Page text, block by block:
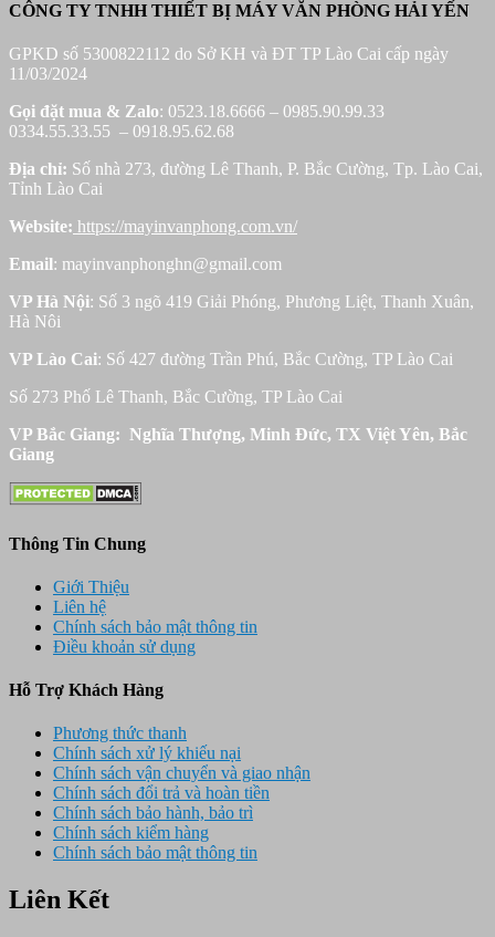
CÔNG TY TNHH THIẾT BỊ MÁY VĂN PHÒNG HẢI YẾN
GPKD số 5300822112 do Sở KH và ĐT TP Lào Cai cấp ngày
11/03/2024
Gọi đặt mua & Zalo: 0523.18.6666 – 0985.90.99.33
0334.55.33.55 – 0918.95.62.68
Địa chỉ: Số nhà 273, đường Lê Thanh, P. Bắc Cường, Tp. Lào Cai,
Tỉnh Lào Cai
Website: https://mayinvanphong.com.vn/
Email: mayinvanphonghn@gmail.com
VP Hà Nội: Số 3 ngõ 419 Giải Phóng, Phương Liệt, Thanh Xuân,
Hà Nôi
VP Lào Cai: Số 427 đường Trần Phú, Bắc Cường, TP Lào Cai
Số 273 Phố Lê Thanh, Bắc Cường, TP Lào Cai
VP Bắc Giang: Nghĩa Thượng, Minh Đức, TX Việt Yên, Bắc
Giang
Thông Tin Chung
Giới Thiệu
Liên hệ
Chính sách bảo mật thông tin
Điều khoản sử dụng
Hỗ Trợ Khách Hàng
Phương thức thanh
Chính sách xử lý khiếu nại
Chính sách vận chuyển và giao nhận
Chính sách đổi trả và hoàn tiền
Chính sách bảo hành, bảo trì
Chính sách kiểm hàng
Chính sách bảo mật thông tin
Liên Kết